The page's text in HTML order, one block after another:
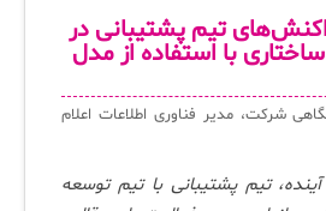
تیم پشتیبانی در
با استفاده از مدل
شرکت، مدیر فناوری اطلاعات اعلام
تیم پشتیبانی با تیم توسعه